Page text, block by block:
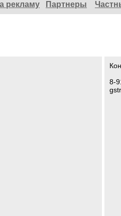
рекламу Партнеры
8-